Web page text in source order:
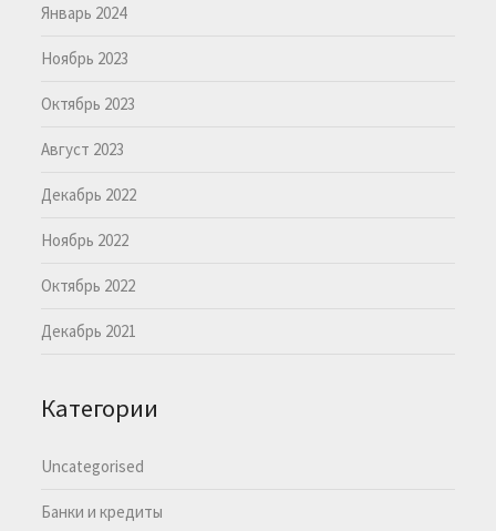
Январь 2024
Ноябрь 2023
Октябрь 2023
Август 2023
Декабрь 2022
Ноябрь 2022
Октябрь 2022
Декабрь 2021
Категории
Uncategorised
Банки и кредиты